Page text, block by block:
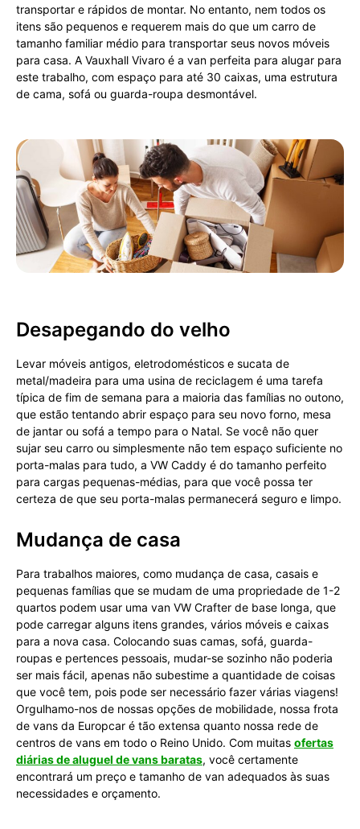
transportar e rápidos de montar. No entanto, nem todos os
itens são pequenos e requerem mais do que um carro de
tamanho familiar médio para transportar seus novos móveis
para casa. A Vauxhall Vivaro é a van perfeita para alugar para
este trabalho, com espaço para até 30 caixas, uma estrutura
de cama, sofá ou guarda-roupa desmontável.
Desapegando do velho
Levar móveis antigos, eletrodomésticos e sucata de
metal/madeira para uma usina de reciclagem é uma tarefa
típica de fim de semana para a maioria das famílias no outono,
que estão tentando abrir espaço para seu novo forno, mesa
de jantar ou sofá a tempo para o Natal. Se você não quer
sujar seu carro ou simplesmente não tem espaço suficiente no
porta-malas para tudo, a VW Caddy é do tamanho perfeito
para cargas pequenas-médias, para que você possa ter
certeza de que seu porta-malas permanecerá seguro e limpo.
Mudança de casa
Para trabalhos maiores, como mudança de casa, casais e
pequenas famílias que se mudam de uma propriedade de 1-2
quartos podem usar uma van VW Crafter de base longa, que
pode carregar alguns itens grandes, vários móveis e caixas
para a nova casa. Colocando suas camas, sofá, guarda-
roupas e pertences pessoais, mudar-se sozinho não poderia
ser mais fácil, apenas não subestime a quantidade de coisas
que você tem, pois pode ser necessário fazer várias viagens!
Orgulhamo-nos de nossas opções de mobilidade, nossa frota
de vans da Europcar é tão extensa quanto nossa rede de
centros de vans em todo o Reino Unido. Com muitas ofertas
diárias de aluguel de vans baratas, você certamente
encontrará um preço e tamanho de van adequados às suas
necessidades e orçamento.